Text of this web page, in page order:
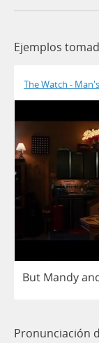
Ejemplos
The Watch -
But Mandy
Pronunciación